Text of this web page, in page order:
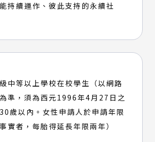
持續運作、彼此支持的永續社
中等以上學校在校學生（以網路
準，須為西元1996年4月27日之
歲以內。女性申請人於申請年限
實者，每胎得延長年限兩年）